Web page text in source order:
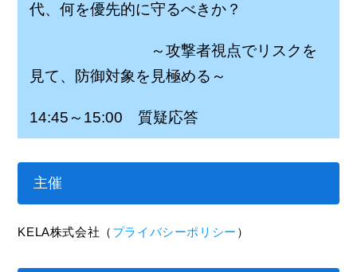
代、何を優先的に守るべきか？
～攻撃者視点でリスクを
見て、防御対象を見極める～
14:45～15:00 質疑応答
主催
KELA株式会社（ プライバシーポリシー ）